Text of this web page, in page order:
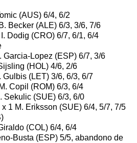
(AUS) 6/4, 6/2
Becker (ALE) 6/3, 3/6, 7/6
Dodig (CRO) 6/7, 6/1, 6/4
Garcia-Lopez (ESP) 6/7, 3/6
(HOL) 4/6, 2/6
(LET) 3/6, 6/3, 6/7
Copil (ROM) 6/3, 6/4
Sekulic (SUE) 6/3, 6/0
1 M. Eriksson (SUE) 6/4, 5/7, 7/5
(COL) 6/4, 6/4
Busta (ESP) 5/5, abandono de